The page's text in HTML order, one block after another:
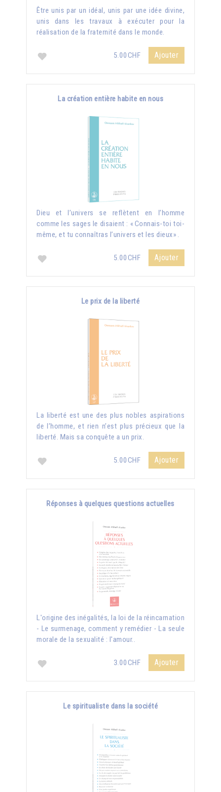
Être unis par un idéal, unis par une idée divine,
unis dans les travaux à exécuter pour la
réalisation de la fraternité dans le monde.
5.00CHF Ajouter
La création entière habite en nous
Dieu et l’univers se reflètent en l’homme
comme les sages le disaient : « Connais-toi toi-
même, et tu connaîtras l’univers et les dieux» .
5.00CHF Ajouter
Le prix de la liberté
La liberté est une des plus nobles aspirations
de l’homme, et rien n’est plus précieux que la
liberté. Mais sa conquête a un prix.
5.00CHF Ajouter
Réponses à quelques questions actuelles
L'origine des inégalités, la loi de la réincarnation
- Le surmenage, comment y remédier - La seule
morale de la sexualité : l'amour..
3.00CHF Ajouter
Le spiritualiste dans la société